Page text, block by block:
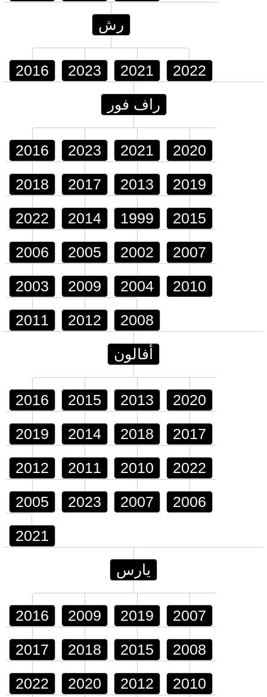
رش
2016 2023 2021 2022
راف فور
2016 2023 2021 2020
2018 2017 2013 2019
2022 2014 1999 2015
2006 2005 2002 2007
2003 2009 2004 2010
2011 2012 2008
أفالون
2016 2015 2013 2020
2019 2014 2018 2017
2012 2011 2010 2022
2005 2023 2007 2006
2021
يارس
2016 2009 2019 2007
2017 2018 2015 2008
2022 2020 2012 2010